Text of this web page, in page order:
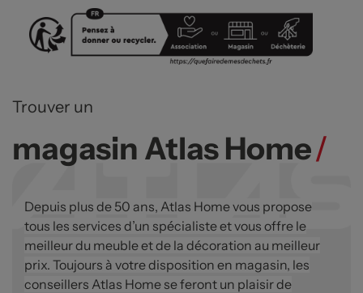
Trouver un
magasin Atlas Home/
Depuis plus de 50 ans, Atlas Home vous propose
tous les services d’un spécialiste et vous offre le
meilleur du meuble et de la décoration au meilleur
prix. Toujours à votre disposition en magasin, les
conseillers Atlas Home se feront un plaisir de